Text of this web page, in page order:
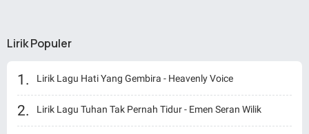
Lirik Populer
Lirik Lagu Hati Yang Gembira - Heavenly Voice
Lirik Lagu Tuhan Tak Pernah Tidur - Emen Seran Wilik